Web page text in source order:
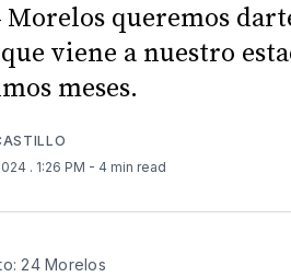
Morelos queremos
viene a nuestro
meses.
. 1:26 PM - 4 min read
24 Morelos